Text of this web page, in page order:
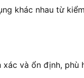
khác nhau từ
và ổn định,